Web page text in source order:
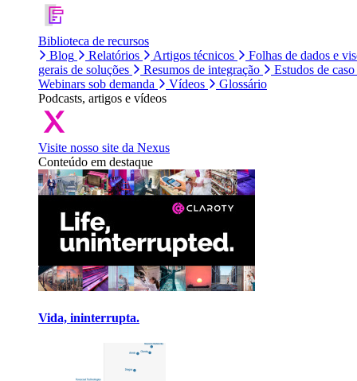
Biblioteca de recursos
Blog
Relatórios Artigos técnicos
Folhas de dados e
gerais de soluções
Resumos de integração
Estudos de caso
Webinars sob demanda
Vídeos
Glossário
Podcasts, artigos e vídeos
Visite nosso site da Nexus
Conteúdo em destaque
Vida, ininterrupta.